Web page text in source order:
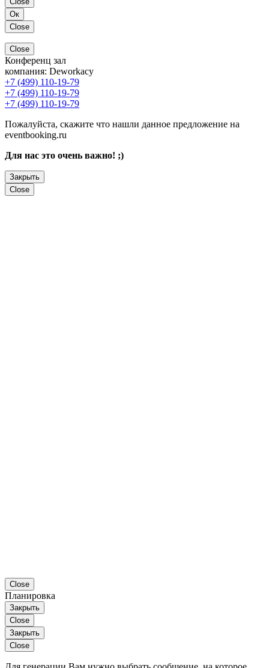
Ок
Close
Close
Конференц зал
компания: Deworkacy
+7 (499) 110-19-79
+7 (499) 110-19-79
+7 (499) 110-19-79
Пожалуйста, скажите что нашли данное предложение на
eventbooking.ru
Для нас это очень важно! ;)
Закрыть
Close
Close
Планировка
Закрыть
Close
Закрыть
Close